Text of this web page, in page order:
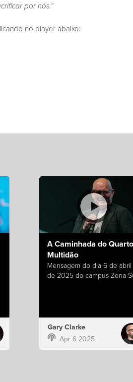
por nós.”
no player abaixo:
A Caminhada do
Multidão
Mensagem do dia 6 de abril
de 2025 do campus Zona
Gary Clarke
Apr 6 2025